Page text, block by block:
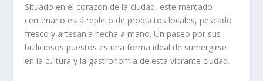
Situado en el corazón de la ciudad, este mercado
centenario está repleto de productos locales, pescado
fresco y artesanía hecha a mano. Un paseo por sus
bulliciosos puestos es una forma ideal de sumergirse
en la cultura y la gastronomía de esta vibrante ciudad.